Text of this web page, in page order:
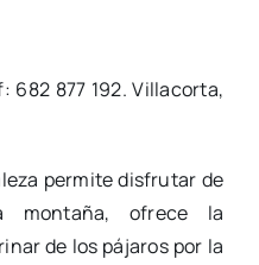
682 877 192. Villacorta,
permite disfrutar de
ofrece la
de los pájaros por la